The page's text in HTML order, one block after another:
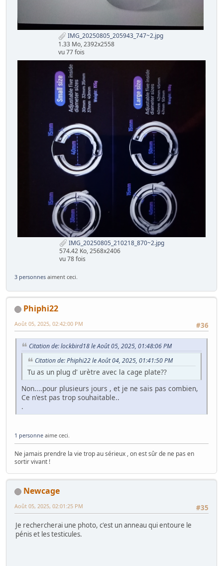
IMG_20250805_205943_747~2.jpg
1.33 Mo, 2392x2558
vu 77 fois
IMG_20250805_210218_870~2.jpg
574.42 Ko, 2568x2406
vu 78 fois
3 personnes aiment ceci.
Phiphi22
#36
Août 05, 2025, 02:42:00 PM
Citation de: lockbird18 le Août 05, 2025, 01:48:06 PM
Citation de: Phiphi22 le Août 04, 2025, 01:41:50 PM
Tu as un plug d' urètre avec la cage plate??
Non....pour plusieurs jours , et je ne sais pas combien,
Ce n'est pas trop souhaitable..
.
1 personne aime ceci.
Ne jamais prendre la vie trop au sérieux , on est sûr de ne pas en
sortir vivant !
Newcage
#35
Août 05, 2025, 02:01:25 PM
Je rechercherai une photo, c'est un anneau qui entoure le
pénis et les testicules.